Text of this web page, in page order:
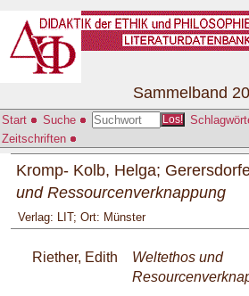
Start Suche Los!
Zeitschriften
Sammelband
Kromp- Kolb, Helga;
und Ressourcenverknappung
Verlag: LIT; Ort: Münster
Riether, Edith
Weltethos und